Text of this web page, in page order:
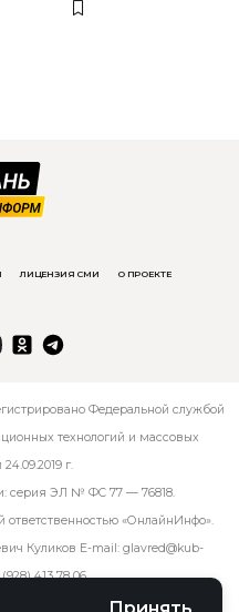
ЛИЦЕНЗИЯ СМИ О ПРОЕКТЕ
Федеральной службой
технологий и массовых
г.
серия ЭЛ № ФС 77 — 76818.
«ОнлайнИнфо».
Куликов E-mail: glavred@kub-
413 78 06.